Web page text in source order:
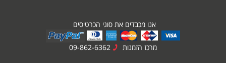
אנו מכבדים את סוגי הכרטיסים
מרכז הזמנות